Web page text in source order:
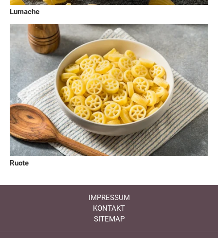
Lumache
Ruote
IMPRESSUM
KONTAKT
SITEMAP